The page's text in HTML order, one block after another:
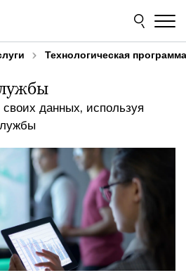
Технологическая программа
данных, используя